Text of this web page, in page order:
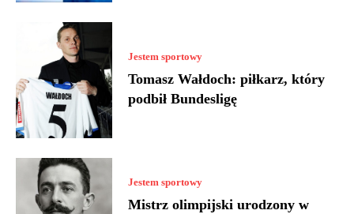
Jestem sportowy
Tomasz Wałdoch: piłkarz, który
podbił Bundesligę
Jestem sportowy
Mistrz olimpijski urodzony w